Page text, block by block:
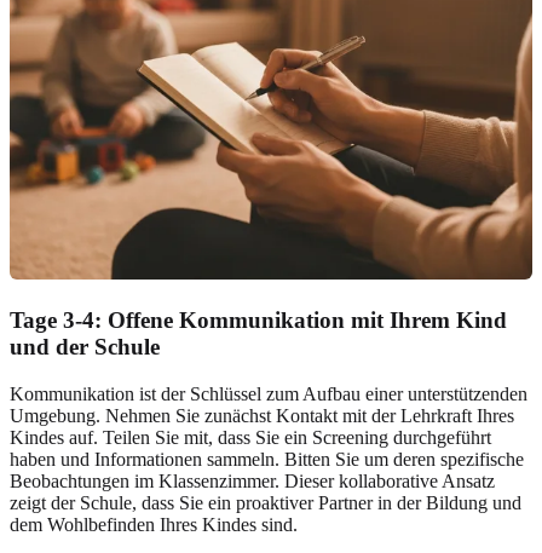
Tage 3-4: Offene Kommunikation mit Ihrem Kind
und der Schule
Kommunikation ist der Schlüssel zum Aufbau einer unterstützenden
Umgebung. Nehmen Sie zunächst Kontakt mit der Lehrkraft Ihres
Kindes auf. Teilen Sie mit, dass Sie ein Screening durchgeführt
haben und Informationen sammeln. Bitten Sie um deren spezifische
Beobachtungen im Klassenzimmer. Dieser kollaborative Ansatz
zeigt der Schule, dass Sie ein proaktiver Partner in der Bildung und
dem Wohlbefinden Ihres Kindes sind.